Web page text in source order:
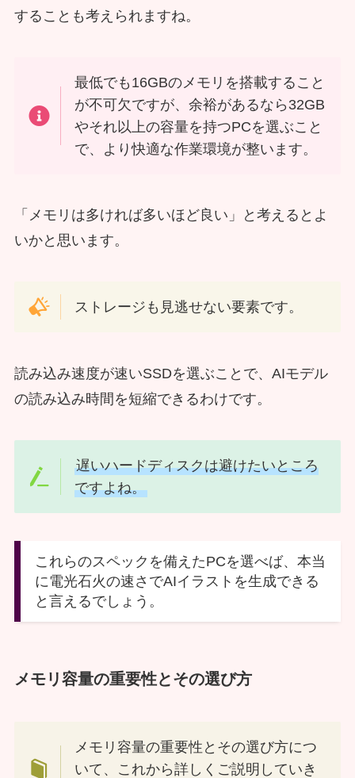
することも考えられますね。
最低でも16GBのメモリを搭載すること
が不可欠ですが、余裕があるなら32GB
やそれ以上の容量を持つPCを選ぶこと
で、より快適な作業環境が整います。
「メモリは多ければ多いほど良い」と考えるとよ
いかと思います。
ストレージも見逃せない要素です。
読み込み速度が速いSSDを選ぶことで、AIモデル
の読み込み時間を短縮できるわけです。
遅いハードディスクは避けたいところ
ですよね。
これらのスペックを備えたPCを選べば、本当
に電光石火の速さでAIイラストを生成できる
と言えるでしょう。
メモリ容量の重要性とその選び方
メモリ容量の重要性とその選び方につ
いて、これから詳しくご説明していき